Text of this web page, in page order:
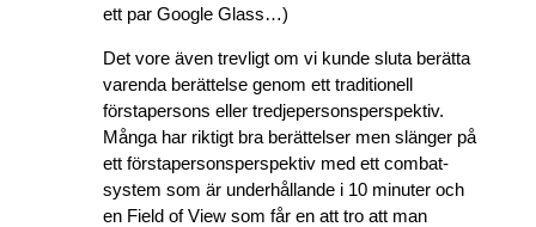
ett par Google Glass…)
Det vore även trevligt om vi kunde sluta berätta
varenda berättelse genom ett traditionell
förstapersons eller tredjepersonsperspektiv.
Många har riktigt bra berättelser men slänger på
ett förstapersonsperspektiv med ett combat-
system som är underhållande i 10 minuter och
en Field of View som får en att tro att man